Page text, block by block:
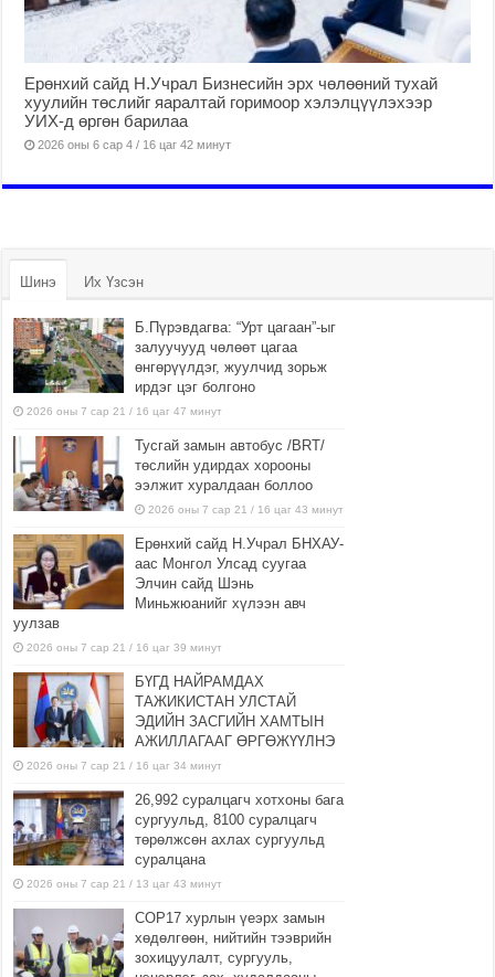
Ерөнхий сайд Н.Учрал Бизнесийн эрх чөлөөний тухай
хуулийн төслийг яаралтай горимоор хэлэлцүүлэхээр
УИХ-д өргөн барилаа
2026 оны 6 сар 4 / 16 цаг 42 минут
Шинэ Их Үзсэн
Б.Пүрэвдагва: “Урт цагаан”-ыг
залуучууд чөлөөт цагаа
өнгөрүүлдэг, жуулчид зорьж
ирдэг цэг болгоно
2026 оны 7 сар 21 / 16 цаг 47 минут
Тусгай замын автобус /BRT/
төслийн удирдах хорооны
ээлжит хуралдаан боллоо
2026 оны 7 сар 21 / 16 цаг 43 минут
Ерөнхий сайд Н.Учрал БНХАУ-
аас Монгол Улсад суугаа
Элчин сайд Шэнь
Миньжюанийг хүлээн авч
уулзав
2026 оны 7 сар 21 / 16 цаг 39 минут
БҮГД НАЙРАМДАХ
ТАЖИКИСТАН УЛСТАЙ
ЭДИЙН ЗАСГИЙН ХАМТЫН
АЖИЛЛАГААГ ӨРГӨЖҮҮЛНЭ
2026 оны 7 сар 21 / 16 цаг 34 минут
26,992 суралцагч хотхоны бага
сургуульд, 8100 суралцагч
төрөлжсөн ахлах сургуульд
суралцана
2026 оны 7 сар 21 / 13 цаг 43 минут
COP17 хурлын үеэрх замын
хөдөлгөөн, нийтийн тээврийн
зохицуулалт, сургууль,